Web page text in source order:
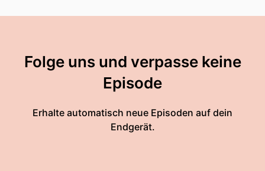
Folge uns und verpasse keine
Episode
Erhalte automatisch neue Episoden auf dein
Endgerät.